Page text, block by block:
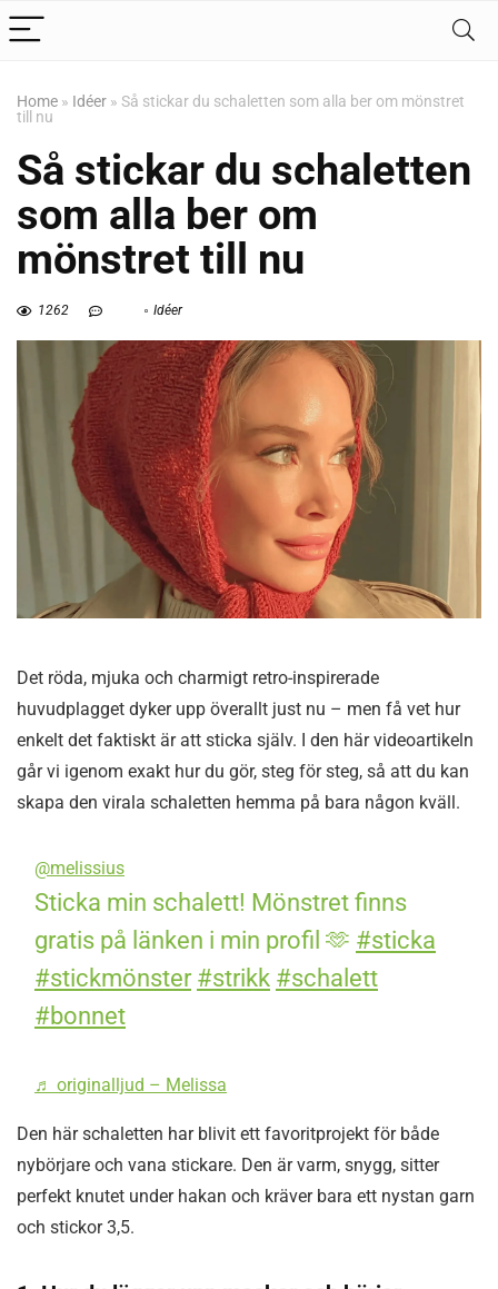
Home » Idéer » Så stickar du schaletten som alla ber om mönstret
till nu
Så stickar du schaletten
som alla ber om
mönstret till nu
1262 Idéer
Det röda, mjuka och charmigt retro-inspirerade
huvudplagget dyker upp överallt just nu – men få vet hur
enkelt det faktiskt är att sticka själv. I den här videoartikeln
går vi igenom exakt hur du gör, steg för steg, så att du kan
skapa den virala schaletten hemma på bara någon kväll.
@melissius
Sticka min schalett! Mönstret finns
gratis på länken i min profil 🫶 #sticka
#stickmönster #strikk #schalett
#bonnet
♬ originalljud – Melissa
Den här schaletten har blivit ett favoritprojekt för både
nybörjare och vana stickare. Den är varm, snygg, sitter
perfekt knutet under hakan och kräver bara ett nystan garn
och stickor 3,5.